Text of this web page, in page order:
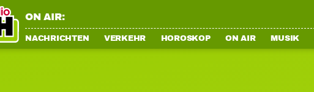
ON AIR:
NACHRICHTEN VERKEHR HOROSKOP ON AIR MUSIK